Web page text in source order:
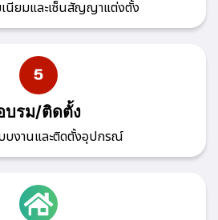
เนียมและเซ็นสัญญาแต่งตั้ง
บรม/ติดตั้ง
บงานและติดตั้งอุปกรณ์